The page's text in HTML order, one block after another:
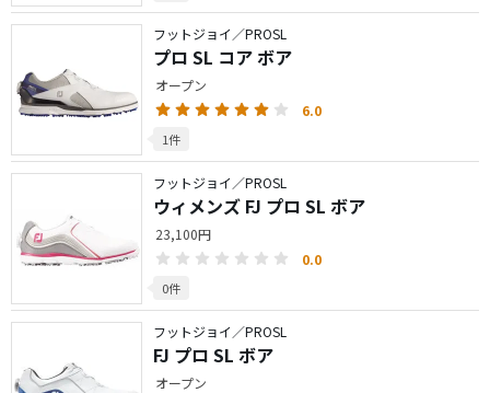
フットジョイ／PROSL
プロ SL コア ボア
オープン
6.0
1件
フットジョイ／PROSL
ウィメンズ FJ プロ SL ボア
23,100円
0.0
0件
フットジョイ／PROSL
FJ プロ SL ボア
オープン